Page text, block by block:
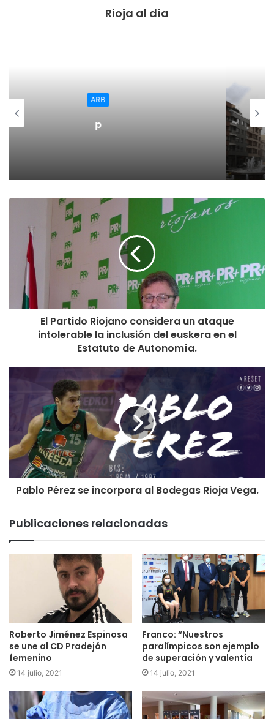
Rioja al día
convoca subvenciones para la
El Partido Riojano considera un ataque
intolerable la inclusión del euskera en el
Estatuto de Autonomía.
Pablo Pérez se incorpora al Bodegas Rioja Vega.
Publicaciones relacionadas
Roberto Jiménez Espinosa
se une al CD Pradejón
femenino
14 julio, 2021
Franco: “Nuestros
paralímpicos son ejemplo
de superación y valentía
14 julio, 2021